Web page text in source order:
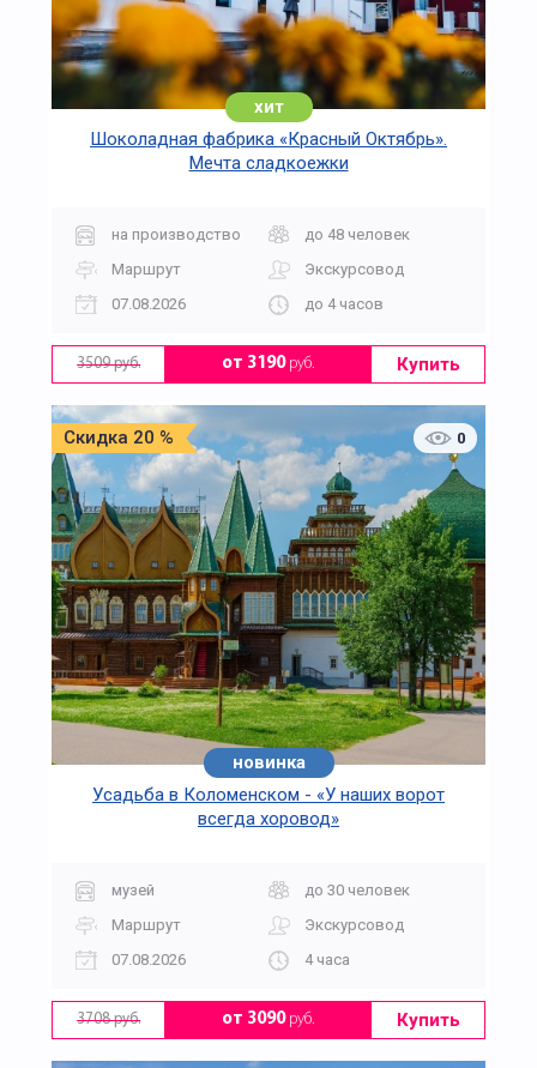
хит
Шоколадная фабрика «Красный Октябрь».
Мечта сладкоежки
на производство
до 48 человек
Маршрут
Экскурсовод
07.08.2026
до 4 часов
3509 руб. от 3190руб. Купить
Скидка 20 % 0
новинка
Усадьба в Коломенском - «У наших ворот
всегда хоровод»
музей
до 30 человек
Маршрут
Экскурсовод
07.08.2026
4 часа
3708 руб. от 3090руб. Купить